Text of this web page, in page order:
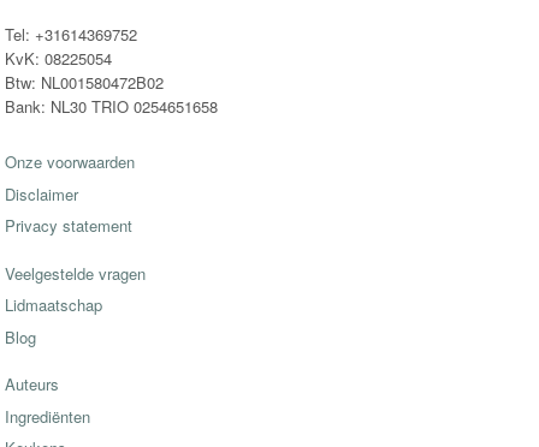
Tel: +31614369752
KvK: 08225054
Btw: NL001580472B02
Bank: NL30 TRIO 0254651658
Onze voorwaarden
Disclaimer
Privacy statement
Veelgestelde vragen
Lidmaatschap
Blog
Auteurs
Ingrediënten